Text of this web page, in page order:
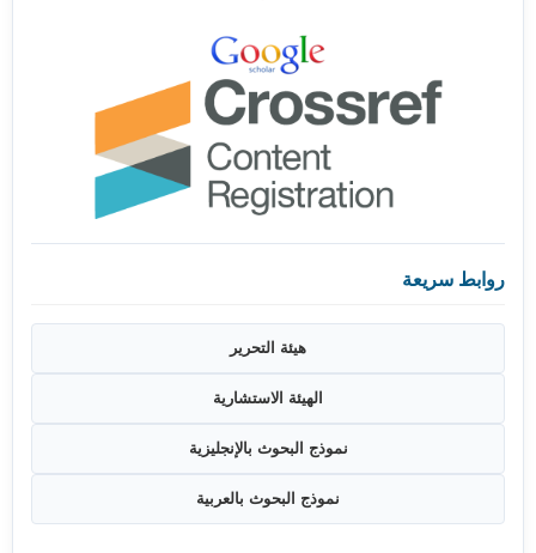
روابط سريعة
هيئة التحرير
الهيئة الاستشارية
نموذج البحوث بالإنجليزية
نموذج البحوث بالعربية